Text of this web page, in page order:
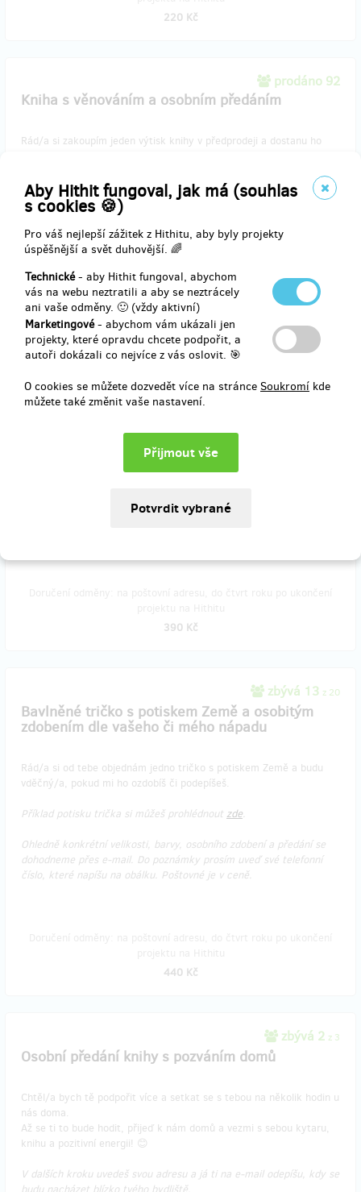
Aby Hithit fungoval, jak má (souhlas
s cookies 🍪)
Pro váš nejlepší zážitek z Hithitu, aby byly projekty
úspěšnější a svět duhovější. 🌈
Technické- aby Hithit fungoval, abychom
vás na webu neztratili a aby se neztrácely
ani vaše odměny. 🙂 (vždy aktivní)
Marketingové- abychom vám ukázali jen
projekty, které opravdu chcete podpořit, a
autoři dokázali co nejvíce z vás oslovit. 🎯
O cookies se můžete dozvedět více na stránce Soukromí kde
můžete také změnit vaše nastavení.
220 Kč
prodáno 92
Kniha s věnováním a osobním předáním
Rád/a si zakoupím jeden výtisk knihy v předprodeji a dostanu ho
Na e-mail ti odepíšu, zdali a kdy se budu nacházet blízko tvého
bydliště. Případně ti nabídnu další možnosti setkání.
Knihu si budeš moci vyzvednout také osobně na výdejních místech v
Praze a v Náchodě.
Doručení odměny: na poštovní adresu, do čtvrt roku po ukončení
projektu na Hithitu
330 Kč
Rád/a si zakoupím jeden výtisk knihy v předprodeji a pošli mi ho
Poštovné je v ceně. Do poznámky prosím uveď své telefonní číslo,
390 Kč
zbývá 13 z 20
Bavlněné tričko s potiskem Země a osobitým
zdobením dle vašeho či mého nápadu
Rád/a si od tebe objednám jedno tričko s potiskem Země a budu
vděčný/a, pokud mi ho ozdobíš či podepíšeš.
Příklad potisku trička si můžeš prohlédnout zde.
Ohledně konkrétní velikosti, barvy, osobního zdobení a předání se
dohodneme přes e-mail. Do poznámky prosím uveď své telefonní
číslo, které napíšu na obálku. Poštovné je v ceně.
440 Kč
zbývá 2 z 3
Osobní předání knihy s pozváním domů
Chtěl/a bych tě podpořit více a setkat se s tebou na několik hodin u
nás doma.
Až se ti to bude hodit, přijeď k nám domů a vezmi s sebou kytaru,
knihu a pozitivní energii! 😊
V dalších kroku uvedeš svou adresu a já ti na e-mail odepíšu, kdy se
budu nacházet blízko tvého bydliště.